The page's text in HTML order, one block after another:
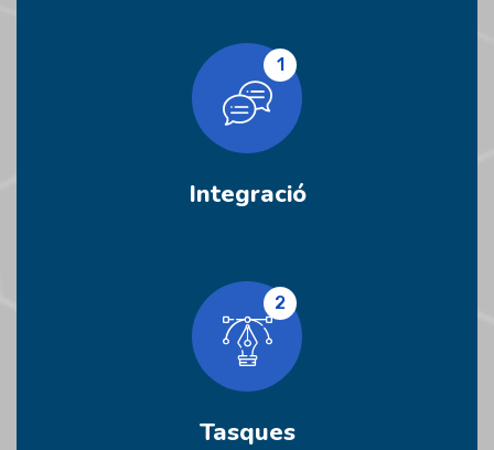
1
Integració
2
Tasques